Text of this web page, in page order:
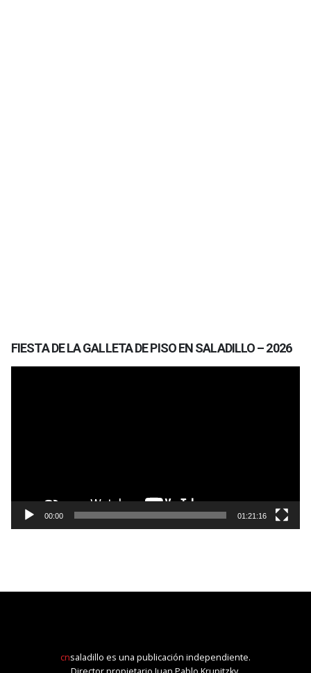
FIESTA DE LA GALLETA DE PISO EN SALADILLO – 2026
00:00 01:21:16
cnsaladillo es una publicación independiente.